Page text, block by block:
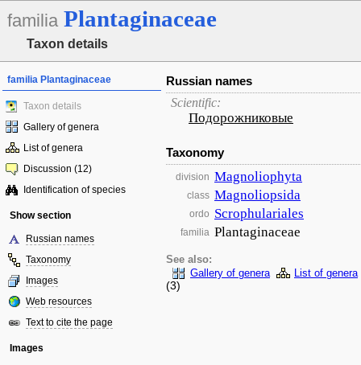
familia Plantaginaceae
Taxon details
familia Plantaginaceae
Taxon details
Gallery of genera
List of genera
Discussion (12)
Identification of species
Show section
Russian names
Taxonomy
Images
Web resources
Text to cite the page
Images
Russian names
Scientific:
Подорожниковые
Taxonomy
division Magnoliophyta
class Magnoliopsida
ordo Scrophulariales
familia Plantaginaceae
See also:
Gallery of genera
List of genera
(3)